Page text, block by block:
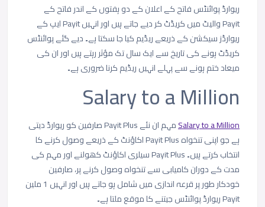
ریوارڈپوائنٹسفاتحکےاعلانکےدوہفتوںکےاندرفاتحکے
PayitوالیٹمیںکریڈٹکردیےجاتےہیںاورانہیںPayit ایپکے
ریوارڈزسیکشنکےذریعےریڈیمکیاجاسکتاہے۔دیےگئےپوائنٹس
کریڈٹہونےکیتاریخسےایکسالتکمؤثررہتےہیںاورانکی
میعادختمہونےسےپہلےانہیںریڈیمکرناضروریہے۔
Salary to a Million
Salary to a Million
مہم ان نئے Payit Plus صارفین کو ریوارڈ دیتی
ہے جو اپنی تنخواہ Payit Plus اکاؤنٹ کے ذریعے وصول کرنے کا
انتخاب کرتے ہیں۔ Payit Plus سیلری اکاؤنٹ کھولنے اور مہم کی
مدت کے دوران کامیابی سے تنخواہ وصول کرنے پر، صارفین
خودکار طور پر قرعہ اندازی میں شامل ہو جاتے ہیں اور انہیں 1 ملین
Payit ریوارڈ پوائنٹس جیتنے کا موقع ملتا ہے۔